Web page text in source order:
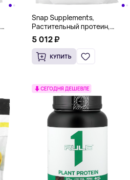
Snap Supplements,
Растительный протеин,
веганский протеиновый
порошок, шоколад, 939 г
5 012 ₽
КУПИТЬ
СЕГОДНЯ ДЕШЕВЛЕ